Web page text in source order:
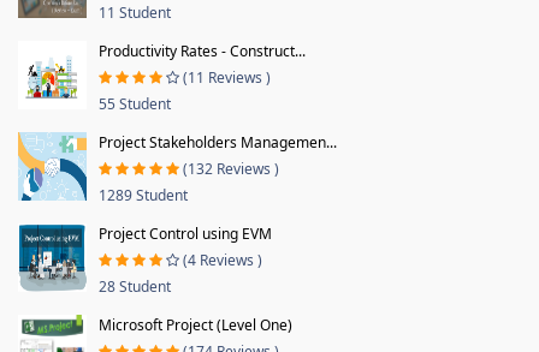
11 Student
Productivity Rates - Construct...
(11 Reviews )
55 Student
Project Stakeholders Managemen...
(132 Reviews )
1289 Student
Project Control using EVM
(4 Reviews )
28 Student
Microsoft Project (Level One)